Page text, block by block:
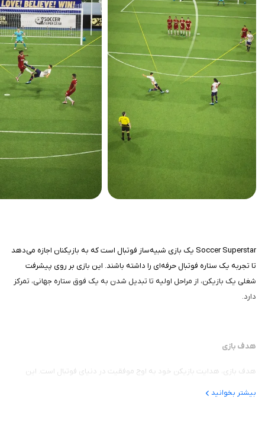
Soccer Superstar یک بازی شبیه‌ساز فوتبال است که به بازیکنان اجازه می‌دهد
تا تجربه یک ستاره فوتبال حرفه‌ای را داشته باشند. این بازی بر روی پیشرفت
شغلی یک بازیکن، از مراحل اولیه تا تبدیل شدن به یک فوق ستاره جهانی، تمرکز
دارد.
هدف بازی
هدف بازی، هدایت بازیکن خود به اوج موفقیت در دنیای فوتبال است. این
بیشتر بخوانید